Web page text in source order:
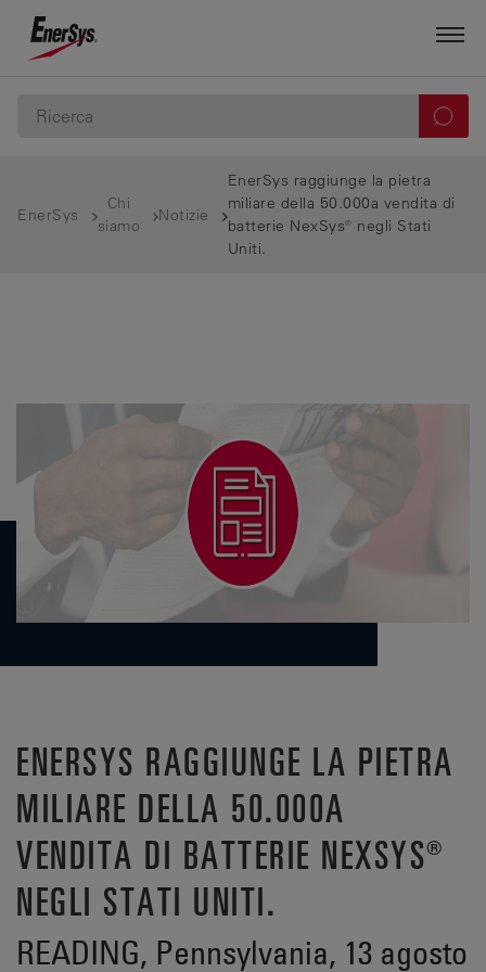
EnerSys
Chi
siamo
Notizie
EnerSys raggiunge la pietra
miliare della 50.000a vendita di
batterie NexSys® negli Stati
Uniti.
ENERSYS RAGGIUNGE LA PIETRA
MILIARE DELLA 50.000A
VENDITA DI BATTERIE NEXSYS®
NEGLI STATI UNITI.
READING, Pennsylvania, 13 agosto